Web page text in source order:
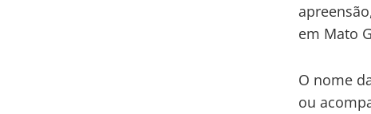
em Mato
O nome
ou